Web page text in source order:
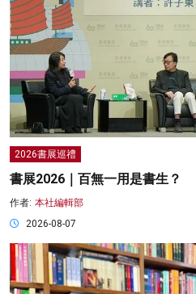
2026書展巡禮
書展2026｜百無一用是書生？
作者: 本社編輯部
2026-08-07